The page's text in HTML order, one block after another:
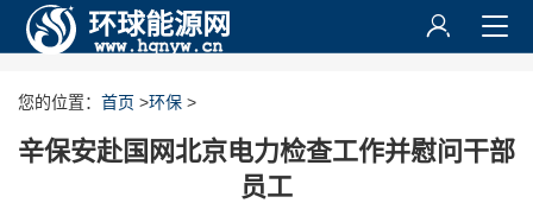
您的位置： 首页 >环保 >
辛保安赴国网北京电力检查工作并慰问干部
员工